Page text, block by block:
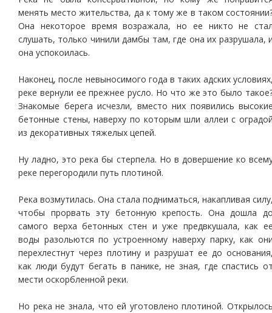
менять место жительства, да к тому же в таком
Она некоторое время возражала, но ее никто не
слушать, только чинили дамбы там, где она их разрушала,
она успокоилась.
Наконец, после невыносимого года в таких адских
реке вернули ее прежнее русло. Но что же это было
Знакомые берега исчезли, вместо них появились
бетонные стены, наверху по которым шли аллеи с
из декоративных тяжелых цепей.
Ну ладно, это река бы стерпела. Но в довершение ко
реке перегородили путь плотиной.
Река возмутилась. Она стала подниматься, накапливая
чтобы прорвать эту бетонную крепость. Она дошла
самого верха бетонных стен и уже предвкушала, как
воды разольются по устроенному наверху парку, как
перехлестнут через плотину и разрушат ее до
как люди будут бегать в панике, не зная, где спастись
мести оскорбленной реки.
Но река не знала, что ей уготовлено плотиной.